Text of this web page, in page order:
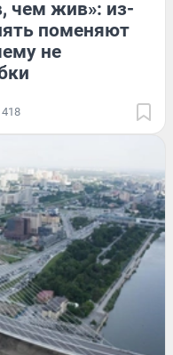
чем жив»: из-
поменяют
не
418